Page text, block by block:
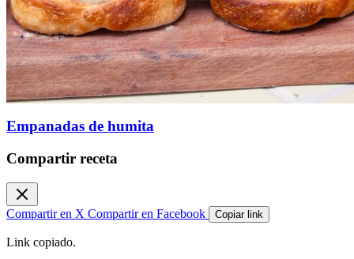
Empanadas de humita
Compartir receta
Compartir en X Compartir en Facebook Copiar link
Link copiado.